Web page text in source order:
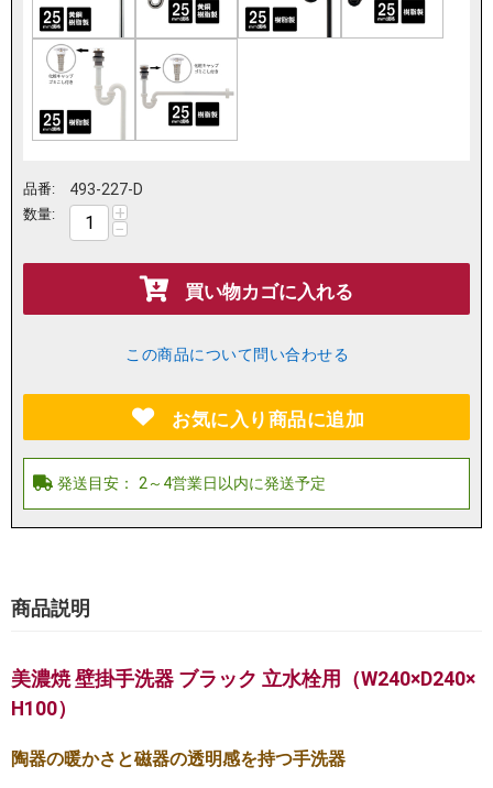
品番: 493-227-D
数量: +
−
買い物カゴに入れる
この商品について問い合わせる
お気に入り商品に追加
商品説明
美濃焼 壁掛手洗器 ブラック 立水栓用（W240×D240×
H100）
陶器の暖かさと磁器の透明感を持つ手洗器